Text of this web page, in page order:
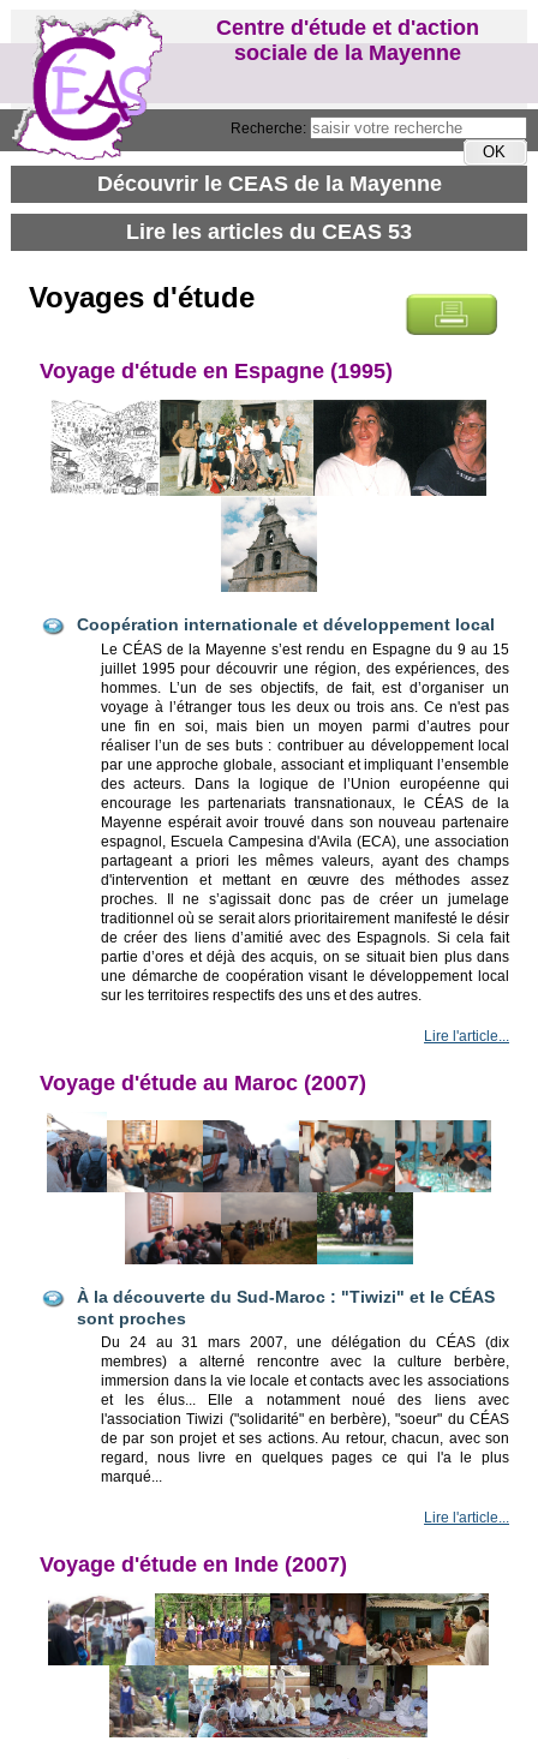
Recherche:
Centre d'étude et d'action
sociale de la Mayenne
Voyages d'étude
Voyage d'étude en Espagne (1995)
Coopération internationale et développement local
Le CÉAS de la Mayenne s’est rendu en Espagne du 9 au 15
juillet 1995 pour découvrir une région, des expériences, des
hommes. L’un de ses objectifs, de fait, est d’organiser un
voyage à l’étranger tous les deux ou trois ans. Ce n'est pas
une fin en soi, mais bien un moyen parmi d’autres pour
réaliser l’un de ses buts : contribuer au développement local
par une approche globale, associant et impliquant l’ensemble
des acteurs. Dans la logique de l’Union européenne qui
encourage les partenariats transnationaux, le CÉAS de la
Mayenne espérait avoir trouvé dans son nouveau partenaire
espagnol, Escuela Campesina d'Avila (ECA), une association
partageant a priori les mêmes valeurs, ayant des champs
d'intervention et mettant en œuvre des méthodes assez
proches. Il ne s’agissait donc pas de créer un jumelage
traditionnel où se serait alors prioritairement manifesté le désir
de créer des liens d’amitié avec des Espagnols. Si cela fait
partie d’ores et déjà des acquis, on se situait bien plus dans
une démarche de coopération visant le développement local
sur les territoires respectifs des uns et des autres.
Lire l'article...
Voyage d'étude au Maroc (2007)
À la découverte du Sud-Maroc : "Tiwizi" et le CÉAS
sont proches
Du 24 au 31 mars 2007, une délégation du CÉAS (dix
membres) a alterné rencontre avec la culture berbère,
immersion dans la vie locale et contacts avec les associations
et les élus... Elle a notamment noué des liens avec
l'association Tiwizi ("solidarité" en berbère), "soeur" du CÉAS
de par son projet et ses actions. Au retour, chacun, avec son
regard, nous livre en quelques pages ce qui l'a le plus
marqué...
Lire l'article...
Voyage d'étude en Inde (2007)